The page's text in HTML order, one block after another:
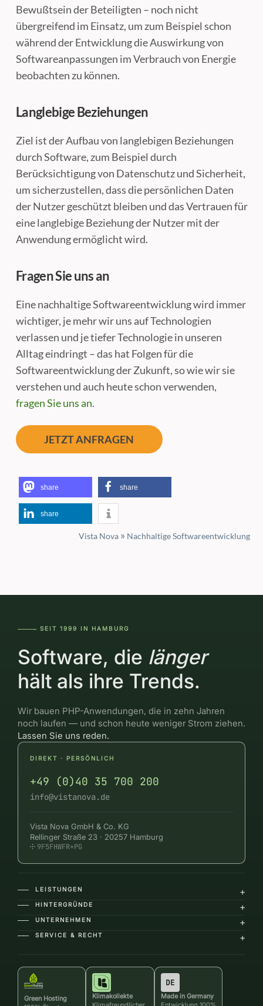
Bewußtsein der Beteiligten – noch nicht
übergreifend im Einsatz, um zum Beispiel schon
während der Entwicklung die Auswirkung von
Softwareanpassungen im Verbrauch von Energie
beobachten zu können.
Langlebige Beziehungen
Ziel ist der Aufbau von langlebigen Beziehungen
durch Software, zum Beispiel durch
Berücksichtigung von Datenschutz und Sicherheit,
um sicherzustellen, dass die persönlichen Daten
der Nutzer geschützt bleiben und das Vertrauen für
eine langlebige Beziehung der Nutzer mit der
Anwendung ermöglicht wird.
Fragen Sie uns an
Eine nachhaltige Softwareentwicklung wird immer
wichtiger, je mehr wir uns auf Technologien
verlassen und je tiefer Technologie in unseren
Alltag eindringt – das hat Folgen für die
Softwareentwicklung der Zukunft, so wie wir sie
verstehen und auch heute schon verwenden,
fragen Sie uns an.
JETZT ANFRAGEN
share share
share
Vista Nova» Nachhaltige Softwareentwicklung
―――-- SEIT 1999 IN HAMBURG
Software, die länger
hält als ihre Trends.
Wir bauen PHP-Anwendungen, die in zehn Jahren
noch laufen — und schon heute weniger Strom ziehen.
Lassen Sie uns reden.
DIREKT · PERSÖNLICH
+49 (0)40 35 700 200
info@vistanova.de
Vista Nova GmbH & Co. KG
Rellinger Straße 23 · 20257 Hamburg
9F5FHWFR+PG
―― LEISTUNGEN +
―― HINTERGRÜNDE +
―― UNTERNEHMEN +
―― SERVICE & RECHT +
Green Hosting
Klimakollekte
Made in Germany